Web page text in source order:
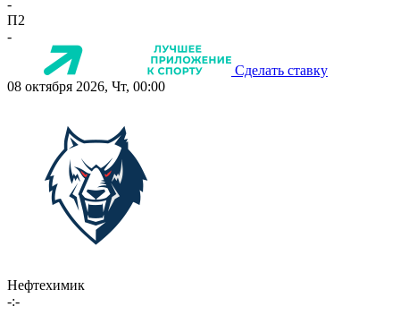
-
П2
-
Сделать ставку
08 октября 2026, Чт, 00:00
Нефтехимик
-:-